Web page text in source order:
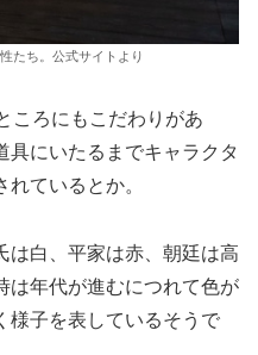
たち。公式サイトより
ころにもこだわりがあ
具にいたるまでキャラクタ
ているとか。
は白、平家は赤、朝廷は高
年代が進むにつれて色が
様子を表しているそうで